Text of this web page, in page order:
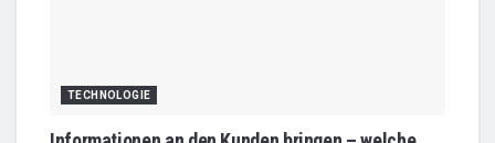
TECHNOLOGIE